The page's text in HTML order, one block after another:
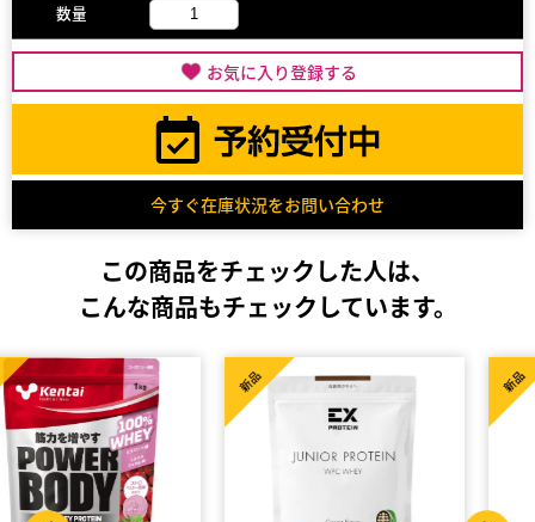
数量
お気に入り登録する
今すぐ在庫状況をお問い合わせ
この商品をチェックした人は、
こんな商品もチェックしています。
新品 新品